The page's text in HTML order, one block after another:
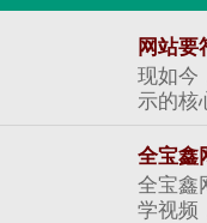
网站要
现如今
示的核
全宝鑫
全宝鑫
学视频